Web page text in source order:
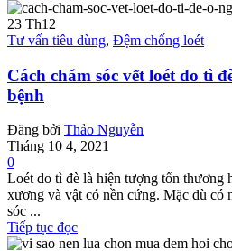
23 Th12
Tư vấn tiêu dùng, Đệm chống loét
Cách chăm sóc vết loét do tì
bệnh
Đăng bởi Thảo Nguyễn
Tháng 10 4, 2021
0
Loét do tì đè là hiện tượng tổn thương
xương và vật có nền cứng. Mặc dù có
sóc ...
Tiếp tục đọc